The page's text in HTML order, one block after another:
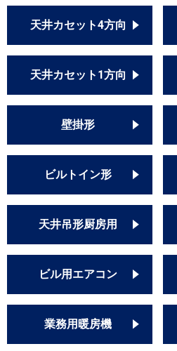
天井カセット4方向
天井カセット1方向
壁掛形
ビルトイン形
天井吊形厨房用
ビル用エアコン
業務用暖房機